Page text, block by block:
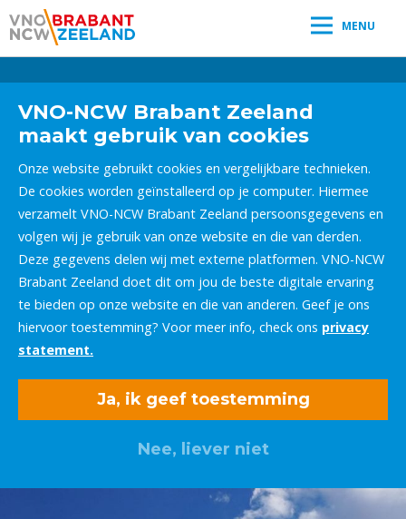
MENU
VNO-NCW Brabant Zeeland
maakt gebruik van cookies
Onze website gebruikt cookies en vergelijkbare technieken.
De cookies worden geïnstalleerd op je computer. Hiermee
verzamelt VNO-NCW Brabant Zeeland persoonsgegevens en
volgen wij je gebruik van onze website en die van derden.
Deze gegevens delen wij met externe platformen. VNO-NCW
Brabant Zeeland doet dit om jou de beste digitale ervaring
te bieden op onze website en die van anderen. Geef je ons
hiervoor toestemming? Voor meer info, check ons privacy
statement.
Ja, ik geef toestemming
Nee, liever niet